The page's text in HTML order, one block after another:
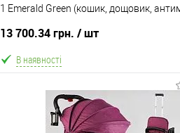
1 Emerald Green (кошик, дощовик,
13 700.34 грн. / шт
В наявності
В кошик